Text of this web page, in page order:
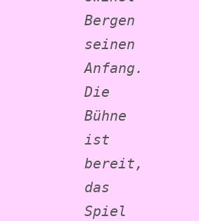
Bergen
seinen
Anfang.
Die
Bühne
ist
bereit,
das
Spiel